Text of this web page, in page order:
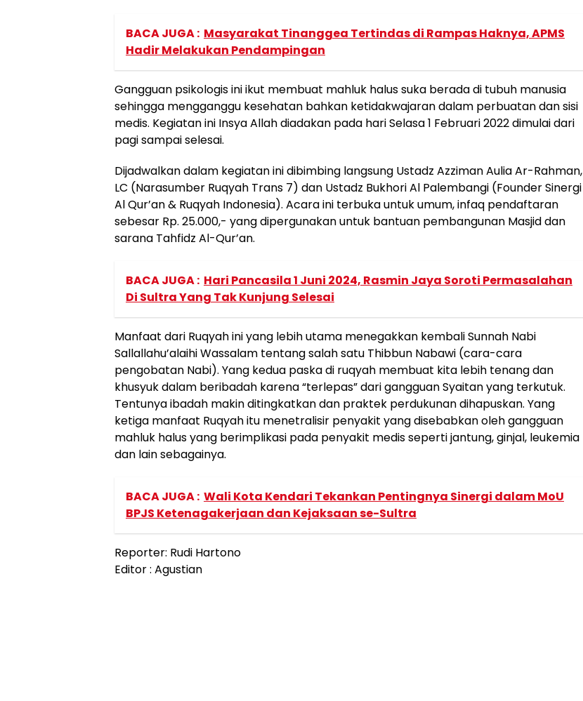
BACA JUGA : Masyarakat Tinanggea Tertindas di Rampas Haknya, APMS
Hadir Melakukan Pendampingan
Gangguan psikologis ini ikut membuat mahluk halus suka berada di tubuh manusia
sehingga mengganggu kesehatan bahkan ketidakwajaran dalam perbuatan dan sisi
medis. Kegiatan ini Insya Allah diadakan pada hari Selasa 1 Februari 2022 dimulai dari
pagi sampai selesai.
Dijadwalkan dalam kegiatan ini dibimbing langsung Ustadz Azziman Aulia Ar-Rahman,
LC (Narasumber Ruqyah Trans 7) dan Ustadz Bukhori Al Palembangi (Founder Sinergi
Al Qur’an & Ruqyah Indonesia). Acara ini terbuka untuk umum, infaq pendaftaran
sebesar Rp. 25.000,- yang dipergunakan untuk bantuan pembangunan Masjid dan
sarana Tahfidz Al-Qur’an.
BACA JUGA : Hari Pancasila 1 Juni 2024, Rasmin Jaya Soroti Permasalahan
Di Sultra Yang Tak Kunjung Selesai
Manfaat dari Ruqyah ini yang lebih utama menegakkan kembali Sunnah Nabi
Sallallahu’alaihi Wassalam tentang salah satu Thibbun Nabawi (cara-cara
pengobatan Nabi). Yang kedua paska di ruqyah membuat kita lebih tenang dan
khusyuk dalam beribadah karena “terlepas” dari gangguan Syaitan yang terkutuk.
Tentunya ibadah makin ditingkatkan dan praktek perdukunan dihapuskan. Yang
ketiga manfaat Ruqyah itu menetralisir penyakit yang disebabkan oleh gangguan
mahluk halus yang berimplikasi pada penyakit medis seperti jantung, ginjal, leukemia
dan lain sebagainya.
BACA JUGA : Wali Kota Kendari Tekankan Pentingnya Sinergi dalam MoU
BPJS Ketenagakerjaan dan Kejaksaan se-Sultra
Reporter: Rudi Hartono
Editor : Agustian